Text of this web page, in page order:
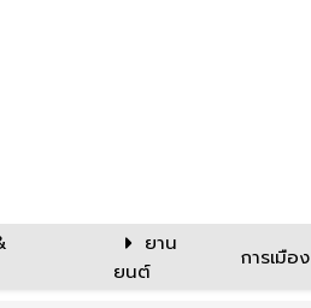
ยาน
ยนต์
การเมือง